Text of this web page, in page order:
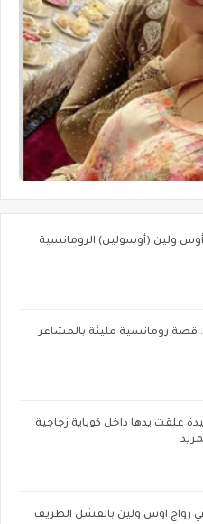
ولين (أوسولين) الرومانسية
رومانسية مليئة بالمشاعر
علقت يدها داخل كوباية زجاجية
زواج اوس ولين بالفشل الظريف